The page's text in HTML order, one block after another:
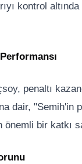
kontrol
penaltı
dair, "Semih'in
bir katkı